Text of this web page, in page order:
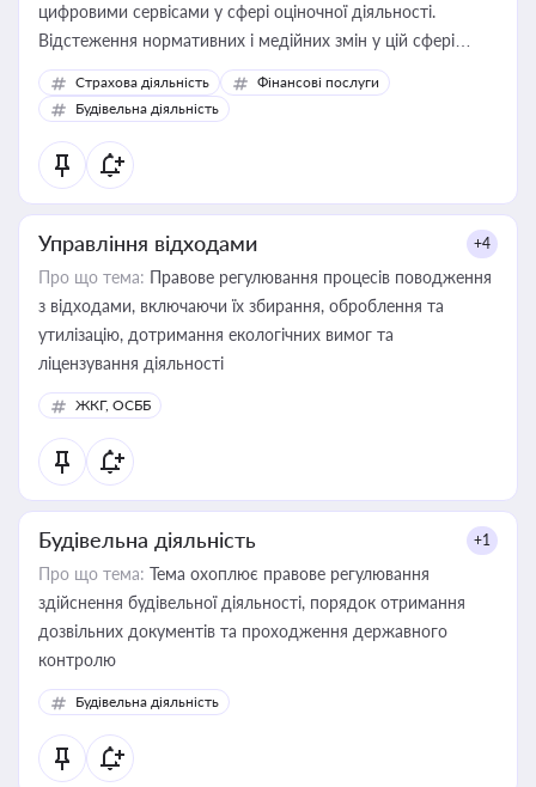
цифровими сервісами у сфері оціночної діяльності.
Відстеження нормативних і медійних змін у цій сфері
корисне для власника бізнесу, керівника, юриста або
бухгалтера під час оподаткування, приватизації, оренди
державного майна, корпоративних угод і перевірки
статусу суб'єктів оціночної діяльності
Страхова діяльність
Фінансові послуги
Будівельна діяльність
Управління відходами +4
Про що тема: Правове регулювання процесів поводження
з відходами, включаючи їх збирання, оброблення та
утилізацію, дотримання екологічних вимог та
ліцензування діяльності
ЖКГ, ОСББ
Будівельна діяльність +1
Про що тема: Тема охоплює правове регулювання
здійснення будівельної діяльності, порядок отримання
дозвільних документів та проходження державного
контролю
Будівельна діяльність